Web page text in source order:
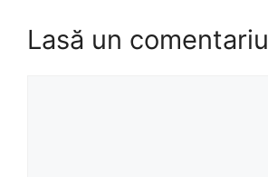
Lasă un comentariu